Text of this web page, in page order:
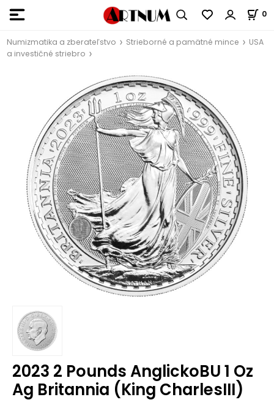
0
Numizmatika a zberateľstvo Strieborné a pamätné mince
USA
a investičné striebro
2023 2 Pounds AnglickoBU 1 Oz
Ag Britannia (King CharlesIII)